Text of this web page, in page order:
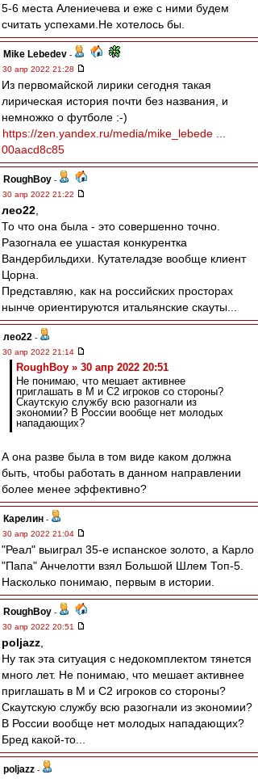
5-6 места Алениечева и еже с ними будем
считать успехами.Не хотелось бы.
Mike Lebedev -
30 апр 2022 21:28
Из первомайской лирики сегодня такая
лирическая история почти без названия, и
немножко о футболе :-)
https://zen.yandex.ru/media/mike_lebede ...
00aacd8c85
RoughBoy -
30 апр 2022 21:22
лео22
То что она была - это совершенно точно.
Разогнала ее ушастая конкурентка
Вандербильдихи. Кутателадзе вообще клиент
Цорна.
Представляю, как на российских просторах
нынче ориентируются итальянские скауты...
лео22 -
30 апр 2022 21:14
RoughBoy » 30 апр 2022 20:51
Не понимаю, что мешает активнее
приглашать в М и С2 игроков со стороны?
Скаутскую службу всю разогнали из
экономии? В России вообще нет молодых
нападающих?
А она разве была в том виде каком должна
быть, чтобы работать в данном направлении
более менее эффективно?
Карелин -
30 апр 2022 21:04
"Реал" выиграл 35-е испанское золото, а Карло
"Папа" Анчелотти взял Большой Шлем Топ-5.
Насколько понимаю, первым в истории.
RoughBoy -
30 апр 2022 20:51
poljazz
Ну так эта ситуация с недокомплектом тянется
много лет. Не понимаю, что мешает активнее
приглашать в М и С2 игроков со стороны?
Скаутскую службу всю разогнали из экономии?
В России вообще нет молодых нападающих?
Бред какой-то...
poljazz -